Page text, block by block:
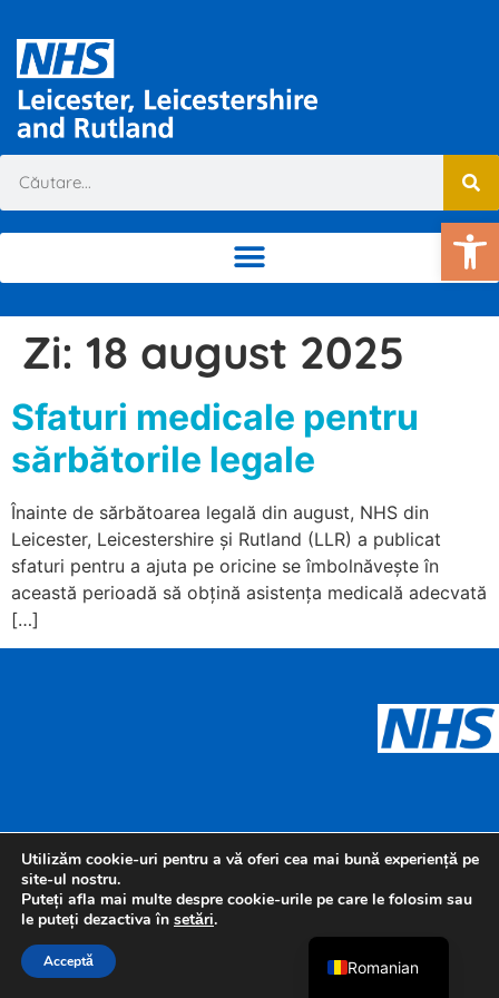
Zi: 18 august 2025
Sfaturi medicale pentru
sărbătorile legale
Înainte de sărbătoarea legală din august, NHS din
Leicester, Leicestershire și Rutland (LLR) a publicat
sfaturi pentru a ajuta pe oricine se îmbolnăvește în
această perioadă să obțină asistența medicală adecvată
[…]
Utilizăm cookie-uri pentru a vă oferi cea mai bună experiență pe
site-ul nostru.
Puteți afla mai multe despre cookie-urile pe care le folosim sau
le puteți dezactiva în setări.
Acceptă Romanian
Polish
Arabic
Urdu